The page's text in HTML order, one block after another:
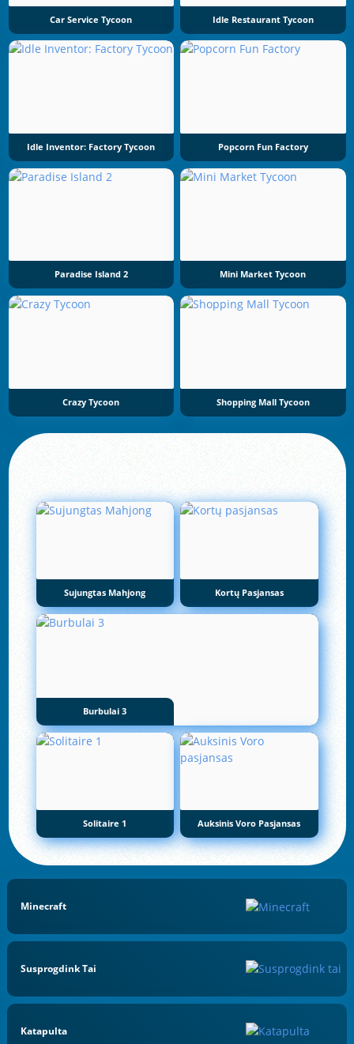
Car Service Tycoon Idle Restaurant Tycoon
Idle Inventor: Factory Tycoon Popcorn Fun Factory
Paradise Island 2 Mini Market Tycoon
Crazy Tycoon Shopping Mall Tycoon
Sujungtas Mahjong Kortų Pasjansas
Burbulai 3
Solitaire 1 Auksinis Voro Pasjansas
Minecraft
Susprogdink Tai
Katapulta